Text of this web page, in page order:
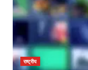
राष्ट्रीय